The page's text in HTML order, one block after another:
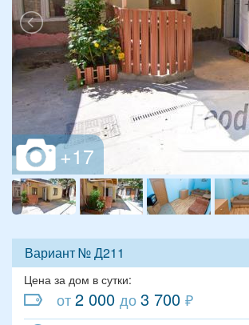
Вариант № Д211
Цена за дом в сутки:
от2 000 до3 700 ₽